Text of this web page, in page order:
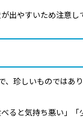
出やすいため注意し
、珍しいものではあ
ると気持ち悪い」